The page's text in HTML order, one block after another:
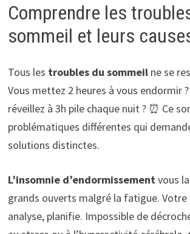
Comprendre les
sommeil et leurs
Tous les troubles du sommeilne se
Vous mettez 2 heures à vous endormir
réveillez à 3h pile chaque nuit ? ⏰ Ce
problématiques différentes qui
solutions distinctes.
L’insomnie d’endormissementvous
grands ouverts malgré la fatigue.
analyse, planifie. Impossible de